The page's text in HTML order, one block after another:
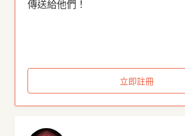
傳送給他們！
立即註冊